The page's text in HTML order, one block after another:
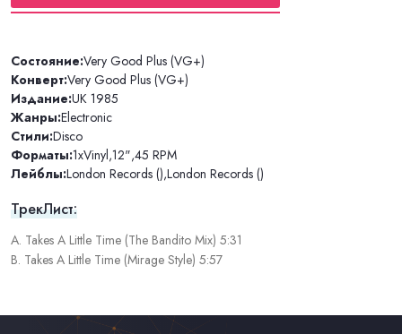
Состояние:Very Good Plus (VG+)
Конверт:Very Good Plus (VG+)
Издание:UK 1985
Жанры:Electronic
Стили:Disco
Форматы:1xVinyl,12",45 RPM
Лейблы:London Records (),London Records ()
ТрекЛист:
A. Takes A Little Time (The Bandito Mix) 5:31
B. Takes A Little Time (Mirage Style) 5:57